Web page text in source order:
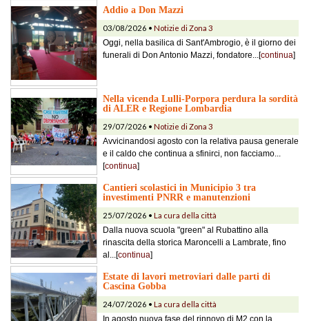
Addio a Don Mazzi
03/08/2026 • Notizie di Zona 3
Oggi, nella basilica di Sant'Ambrogio, è il giorno dei
funerali di Don Antonio Mazzi, fondatore...[continua]
Nella vicenda Lulli-Porpora perdura la sordità
di ALER e Regione Lombardia
29/07/2026 • Notizie di Zona 3
Avvicinandosi agosto con la relativa pausa generale
e il caldo che continua a sfinirci, non facciamo...
[continua]
Cantieri scolastici in Municipio 3 tra
investimenti PNRR e manutenzioni
25/07/2026 • La cura della città
Dalla nuova scuola "green" al Rubattino alla
rinascita della storica Maroncelli a Lambrate, fino
al...[continua]
Estate di lavori metroviari dalle parti di
Cascina Gobba
24/07/2026 • La cura della città
In agosto nuova fase del rinnovo di M2 con la